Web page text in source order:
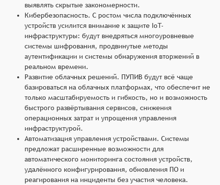
выявлять скрытые закономерности.
Кибербезопасность. С ростом числа подключённых
устройств усилится внимание к защите IoT-
инфраструктуры: будут внедряться многоуровневые
системы шифрования, продвинутые методы
аутентификации и системы обнаружения вторжений в
реальном времени.
Развитие облачных решений. ПУПИВ будут всё чаще
базироваться на облачных платформах, что обеспечит не
только масштабируемость и гибкость, но и возможность
быстрого развёртывания сервисов, снижения
операционных затрат и упрощения управления
инфраструктурой.
Автоматизация управления устройствами. Системы
предложат расширенные возможности для
автоматического мониторинга состояния устройств,
удалённого конфигурирования, обновления ПО и
реагирования на инциденты без участия человека.